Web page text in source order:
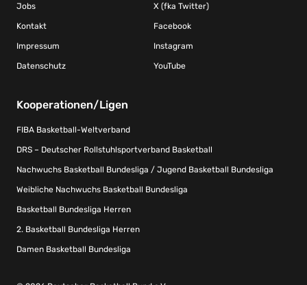
Jobs
Kontakt
Impressum
Datenschutz
X (fka Twitter)
Facebook
Instagram
YouTube
Kooperationen/Ligen
FIBA Basketball-Weltverband
DRS – Deutscher Rollstuhlsportverband Basketball
Nachwuchs Basketball Bundesliga / Jugend Basketball Bundesliga
Weibliche Nachwuchs Basketball Bundesliga
Basketball Bundesliga Herren
2. Basketball Bundesliga Herren
Damen Basketball Bundesliga